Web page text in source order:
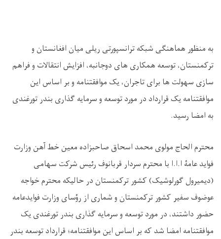
به ‌منظور هماهنگی شبکه ترانسپورتی ریلی میان افغانستان و
ترکمنستان، توسعه همکاری‌ های دوجانبه، افزایش انتقالات و فراهم
‌سازی سهولت ‌ها برای تاجران، یک موافقتنامه و بر اساس این
موافقتنامه یک قرارداد در مورد توسعه و سرمایه ‌گذاری بندر تورغندی
به امضا رسید.
محترم الحاج مولوی محمد اسحاق صاحبزاده معین خط آهن وزارت
فواید عامۀ ا.ا.ا با محترم سردار قربانوف رئیس شرکت سهامی
(دیمیرول گورلوشیک) کشور ترکمنستان در حالیکه محترم خواجه
عوضوف سفیر کشور ترکمنستان و شماری از رؤسای وزارت فوایدعامه
حضور داشتند، در مورد توسعه و سرمایه گذاری بندر تورغندی یک
موافقتنامه امضا شد که بر اساس این موافقتنامه؛ قرارداد توسعه بندر